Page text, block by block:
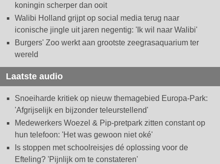
koningin scherper dan ooit
Walibi Holland grijpt op social media terug naar
iconische jingle uit jaren negentig: 'Ik wil naar Walibi'
Burgers' Zoo werkt aan grootste zeegrasaquarium ter
wereld
Laatste audio
Snoeiharde kritiek op nieuw themagebied Europa-Park:
'Afgrijselijk en bijzonder teleurstellend'
Medewerkers Woezel & Pip-pretpark zitten constant op
hun telefoon: 'Het was gewoon niet oké'
Is stoppen met schoolreisjes dé oplossing voor de
Efteling? 'Pijnlijk om te constateren'